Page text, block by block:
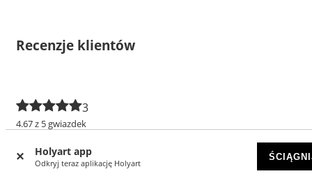
Holyart app
Odkryj teraz aplikację Holyart
Recenzje klientów
3
4.67 z 5 gwiazdek
5 gwiazdek